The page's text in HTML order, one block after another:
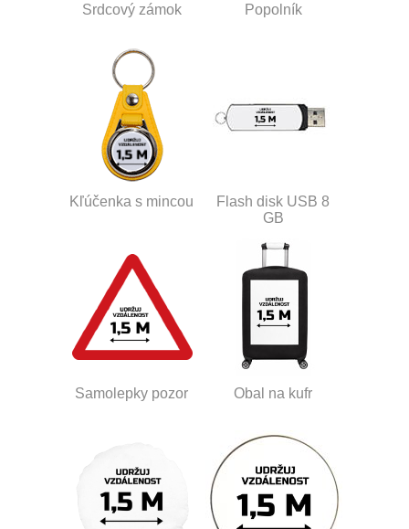
Srdcový zámok Popolník
Kľúčenka s mincou
Flash disk USB 8
GB
Samolepky pozor Obal na kufr